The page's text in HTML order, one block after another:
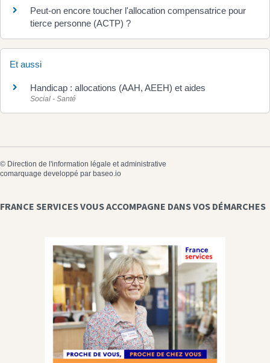
Peut-on encore toucher l'allocation compensatrice pour
tierce personne (ACTP) ?
Et aussi
Handicap : allocations (AAH, AEEH) et aides
Social - Santé
© Direction de l'information légale et administrative
comarquage developpé par baseo.io
FRANCE SERVICES VOUS ACCOMPAGNE DANS VOS DÉMARCHES